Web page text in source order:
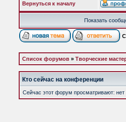
Вернуться к началу
Показать
Список форумов » Творческие
Кто сейчас на конференции
Сейчас этот форум просматривают: нет